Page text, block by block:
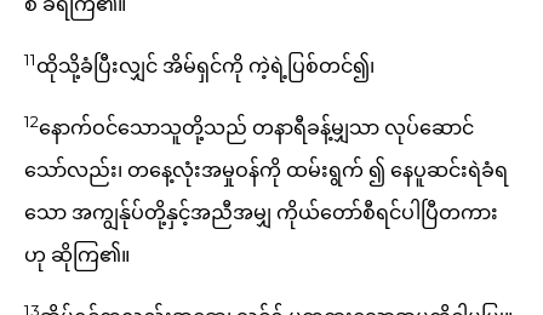
11ထိုသို့ခံပြီးလျှင် အိမ်ရှင်ကို ကဲ့ရဲ့ပြစ်တင်၍၊
12နောက်ဝင်သောသူတို့သည် တနာရီခန့်မျှသာ လုပ်ဆောင်
သော်လည်း၊ တနေ့လုံးအမှုဝန်ကို ထမ်းရွက် ၍ နေပူဆင်းရဲခံရ
သော အကျွန်ုပ်တို့နှင့်အညီအမျှ ကိုယ်တော်စီရင်ပါပြီတကား
ဟု ဆိုကြ၏။
13